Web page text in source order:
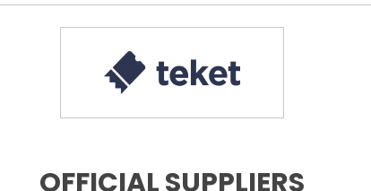
OFFICIAL SUPPLIERS